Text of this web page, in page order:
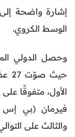
إشارة واضحة
الوسط الكروي.
وحصل الدولي
الأول، متفوقًا
فيرمان (بي إس
والثالث على